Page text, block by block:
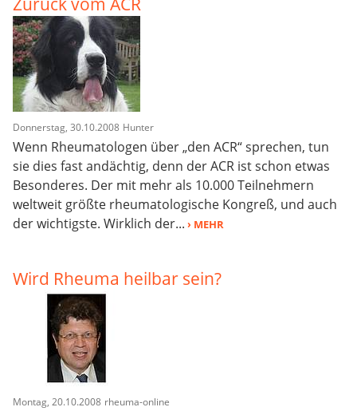
Donnerstag, 30.10.2008 Hunter
Wenn Rheumatologen über „den ACR“ sprechen, tun
sie dies fast andächtig, denn der ACR ist schon etwas
Besonderes. Der mit mehr als 10.000 Teilnehmern
weltweit größte rheumatologische Kongreß, und auch
der wichtigste. Wirklich der... › MEHR
Wird Rheuma heilbar sein?
Montag, 20.10.2008 rheuma-online